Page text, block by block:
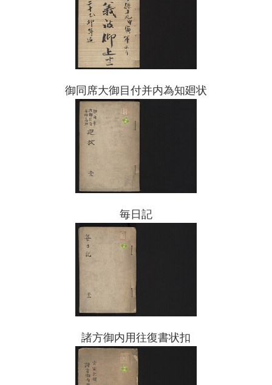
御同席大御目付并内為知廻状
毎日記
諸方御内用往復書状扣